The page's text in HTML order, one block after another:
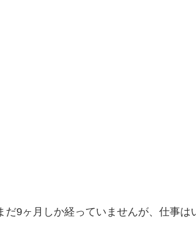
だ9ヶ月しか経っていませんが、仕事は